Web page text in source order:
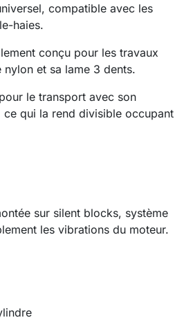
compatible avec les
haies.
conçu pour les travaux
et sa lame 3 dents.
le transport avec son
ce qui la rend divisible occupant
sur silent blocks, système
les vibrations du moteur.